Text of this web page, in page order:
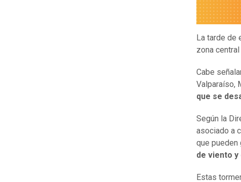
La tarde de
zona
Cabe
Valparaíso,
que se
Según la
asociado a
que pueden
de viento
Estas